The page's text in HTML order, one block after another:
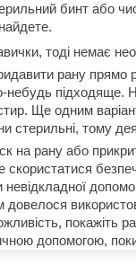
бинт або
тоді немає
рану прямо
небудь підходяще.
Ще одним
тому
на рану або
скористатися
покажіть
допомогою,